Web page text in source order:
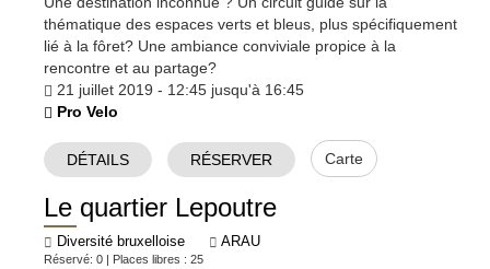
thématique des espaces verts et bleus, plus spécifiquement
lié à la fôret? Une ambiance conviviale propice à la
rencontre et au partage?
21 juillet 2019 - 12:45 jusqu'à 16:45
Pro Velo
DÉTAILS RÉSERVER Carte
Le quartier Lepoutre
Diversité bruxelloise ARAU
Réservé: 0 | Places libres : 25